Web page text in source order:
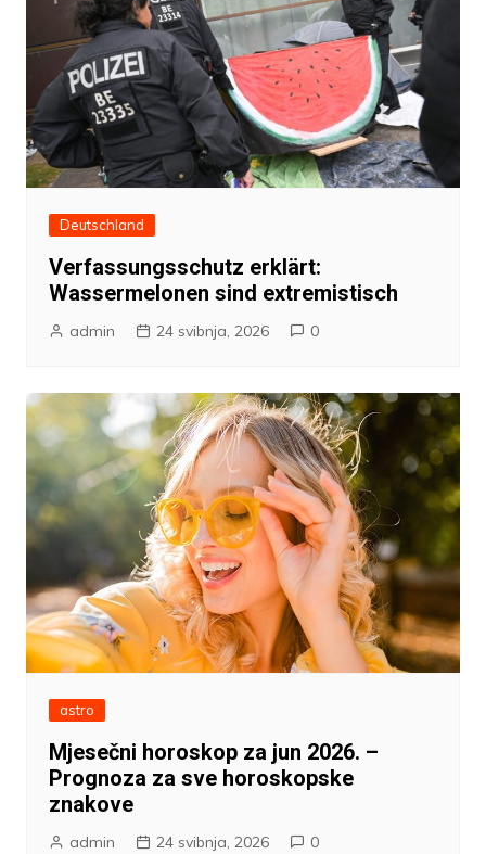
Deutschland
Verfassungsschutz erklärt:
Wassermelonen sind extremistisch
admin 24 svibnja, 2026 0
astro
Mjesečni horoskop za jun 2026. –
Prognoza za sve horoskopske
znakove
admin 24 svibnja, 2026 0